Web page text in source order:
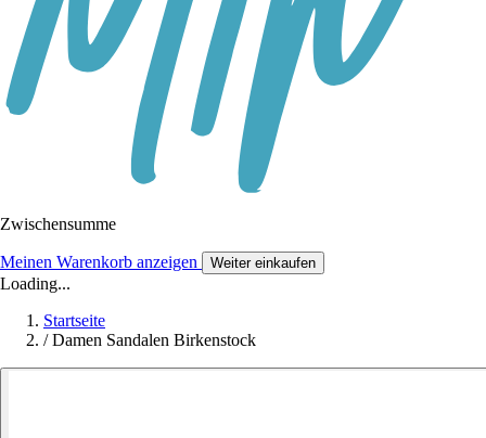
Zwischensumme
Meinen Warenkorb anzeigen Weiter einkaufen
Loading...
Startseite
/ Damen Sandalen Birkenstock